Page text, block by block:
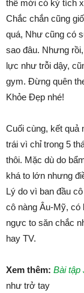
thế mới có kỳ tích
Chắc chắn cũng
quá, Như cũng có
sao đâu. Nhưng
lực như trỗi dậy,
gym. Đừng quên
Khỏe Đẹp nhé!
Cuối cùng, kết quả
trái vì chỉ trong 5
thôi. Mặc dù do
khá to lớn nhưng
Lý do vì ban đầu
cô nàng Âu-Mỹ, có
ngực to săn chắc
hay TV.
Xem thêm: Bài tập
như trở tay